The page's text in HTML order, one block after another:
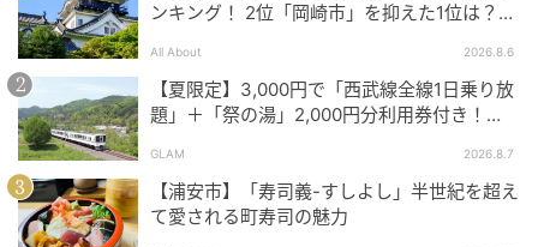
ンキング！ 2位「岡崎市」を抑えた1位は？
All About 2026.8.6
【夏限定】3,000円で「西武線全線1日乗り放
題」＋「祭の湯」2,000円分利用券付き！
光
GLAM 2026.8.7
【浦安市】「寿司義-すしよし」半世紀を超え
て愛される町寿司の魅力